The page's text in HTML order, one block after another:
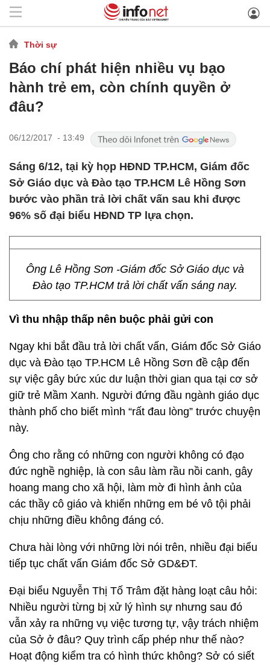
Thời sự
Báo chí phát hiện nhiều vụ bạo
hành trẻ em, còn chính quyền ở
đâu?
06/12/2017 - 13:49
Sáng 6/12, tại kỳ họp HĐND TP.HCM, Giám đốc
Sở Giáo dục và Đào tạo TP.HCM Lê Hồng Sơn
bước vào phần trả lời chất vấn sau khi được
96% số đại biểu HĐND TP lựa chọn.
Ông Lê Hồng Sơn -Giám đốc Sở Giáo dục và
Đào tạo TP.HCM trả lời chất vấn sáng nay.
Vì thu nhập thấp nên buộc phải gửi con
Ngay khi bắt đầu trả lời chất vấn, Giám đốc Sở Giáo
dục và Đào tạo TP.HCM Lê Hồng Sơn đề cập đến
sự việc gây bức xúc dư luận thời gian qua tại cơ sở
giữ trẻ Mầm Xanh. Người đứng đầu ngành giáo dục
thành phố cho biết mình “rất đau lòng” trước chuyện
này.
Ông cho rằng có những con người không có đạo
đức nghề nghiệp, là con sâu làm rầu nồi canh, gây
hoang mang cho xã hội, làm mờ đi hình ảnh của
các thầy cô giáo và khiến những em bé vô tội phải
chịu những điều không đáng có.
Chưa hài lòng với những lời nói trên, nhiều đại biểu
tiếp tục chất vấn Giám đốc Sở GD&ĐT.
Đại biểu Nguyễn Thị Tố Trâm đặt hàng loạt câu hỏi:
Nhiều người từng bị xử lý hình sự nhưng sau đó
vẫn xảy ra những vụ việc tương tự, vậy trách nhiệm
của Sở ở đâu? Quy trình cấp phép như thế nào?
Hoạt động kiểm tra có hình thức không? Sở có siết